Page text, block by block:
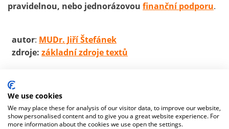
pravidelnou, nebo jednorázovou finanční podporu.
autor: MUDr. Jiří Štefánek
zdroje: základní zdroje textů
We use cookies
We may place these for analysis of our visitor data, to improve our website,
show personalised content and to give you a great website experience. For
more information about the cookies we use open the settings.